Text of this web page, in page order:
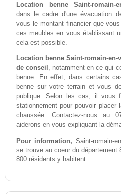
Location benne Saint-romain-
dans le cadre d'une évacuation
vous le montant financier que
ces meubles en vous établissant
cela est possible.
Location benne Saint-romain-
de conseil , notamment en ce qui
benne. En effet, dans certains
benne sur votre terrain et vous
publique. Selon les cas, il vous
stationnement pour pouvoir
chaussée. Contactez-nous au
aiderons en vous expliquant la
Pour information, Saint-romain-
se trouve au coeur du département
800 résidents y habitent.